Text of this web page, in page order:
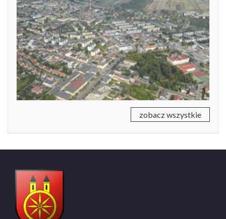
Previous Next
zobacz wszystkie